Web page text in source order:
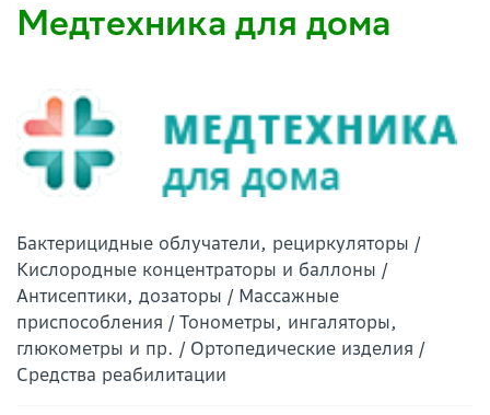
Медтехника для дома
Бактерицидные облучатели, рециркуляторы /
Кислородные концентраторы и баллоны /
Антисептики, дозаторы / Массажные
приспособления / Тонометры, ингаляторы,
глюкометры и пр. / Ортопедические изделия /
Средства реабилитации